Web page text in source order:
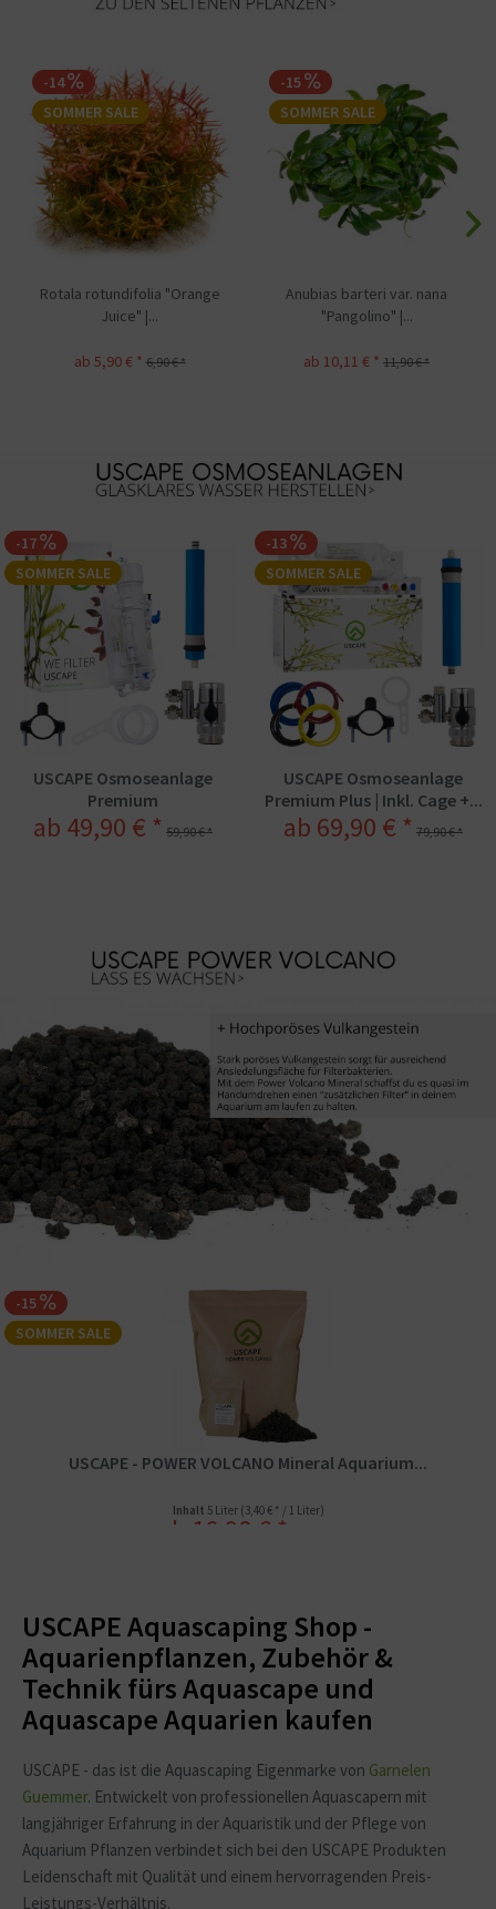
-13
SOMMER SALE
USCAPE Osmoseanlage
Premium Plus | Inkl. Cage +...
ab 69,90 € * 79,90 € *
-17
SOMMER SALE
USCAPE Osmoseanlage
Premium
ab 49,90 € * 59,90 € *
-15
SOMMER SALE
USCAPE - POWER VOLCANO Mineral Aquarium...
Inhalt 5 Liter (3,40 € * / 1 Liter)
ab 16,98 € *
-15
SOMMER SALE
Anubias barteri var. nana
"Pangolino" |...
ab 10,11 € * 11,90 € *
-15
SOMMER SALE
Hygrophila Lancea "Chai" | in
vitro
ab 10,96 € * 12,90 € *
USCAPE Aquascaping Shop -
Aquarienpflanzen, Zubehör &
Technik fürs Aquascape und
Aquascape Aquarien kaufen
USCAPE - das ist die Aquascaping Eigenmarke von Garnelen
Guemmer. Entwickelt von professionellen Aquascapern mit
langjähriger Erfahrung in der Aquaristik und der Pflege von
Aquarium Pflanzen verbindet sich bei den USCAPE Produkten
Leidenschaft mit Qualität und einem hervorragenden Preis-
Leistungs-Verhältnis.